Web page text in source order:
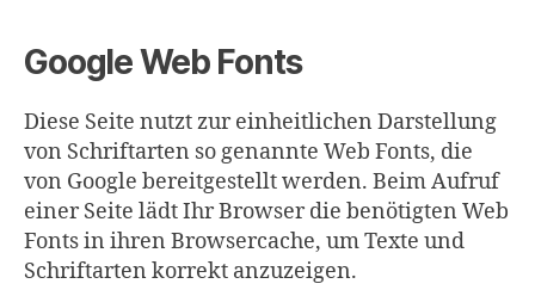
Google Web Fonts
Diese Seite nutzt zur einheitlichen Darstellung
von Schriftarten so genannte Web Fonts, die
von Google bereitgestellt werden. Beim Aufruf
einer Seite lädt Ihr Browser die benötigten Web
Fonts in ihren Browsercache, um Texte und
Schriftarten korrekt anzuzeigen.